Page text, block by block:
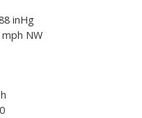
inHg
mph NW